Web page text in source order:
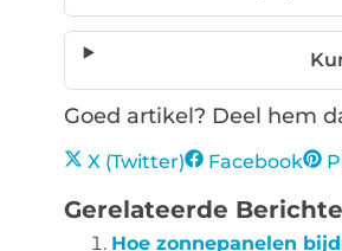
Goed artikel? Deel hem
X (Twitter) Facebook
Gerelateerde
Hoe zonnepanelen